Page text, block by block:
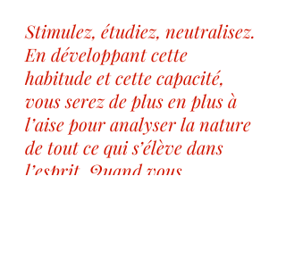
Stimulez, étudiez, neutralisez.
En développant cette
habitude et cette capacité,
vous serez de plus en plus à
l’aise pour analyser la nature
de tout ce qui s’élève dans
l’esprit. Quand vous